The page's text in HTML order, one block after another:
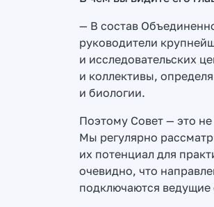
— В состав
руководители
и исследовательских
и коллективы,
и биологии.
Поэтому Совет — это
Мы регулярно
их потенциал для
очевидно, что
подключаются